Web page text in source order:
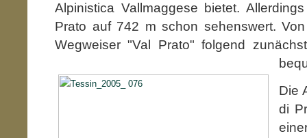
Alpinistica Vallmaggese bietet.
Prato auf 742 m schon sehenswert.
Wegweiser "Val Prato" folgend
Die
di